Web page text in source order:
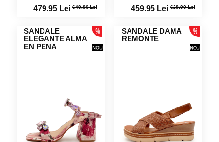
479.95 Lei 649.90 Lei 459.95 Lei629.90 Lei
SANDALE
ELEGANTE ALMA
EN PENA
SANDALE DAMA
REMONTE